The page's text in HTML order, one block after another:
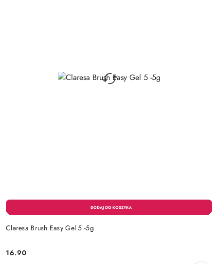
Claresa Brush Easy Gel 5 -5g
Cena:
16.90